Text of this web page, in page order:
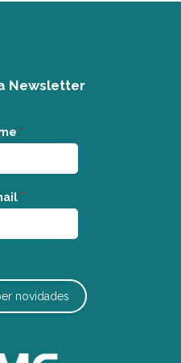
Newsletter
*
*
novidades